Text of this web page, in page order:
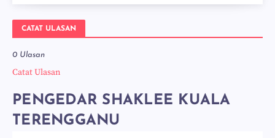
CATAT ULASAN
0 Ulasan
Catat Ulasan
PENGEDAR SHAKLEE KUALA
TERENGGANU